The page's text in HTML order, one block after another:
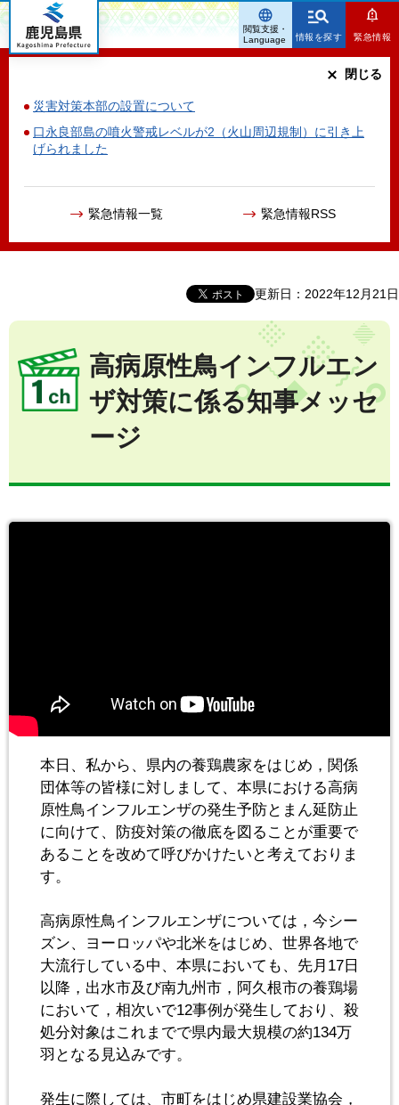
鹿児島県
情報を探す 緊急情報
災害対策本部の設置について
口永良部島の噴火警戒レベルが2（火山周辺規制）に引き上
げられました
緊急情報一覧 緊急情報RSS
閉じる
閲覧支援・
Language
更新日：2022年12月21日
高病原性鳥インフルエン
ザ対策に係る知事メッセ
ージ
本日、私から、県内の養鶏農家をはじめ，関係
団体等の皆様に対しまして、本県における高病
原性鳥インフルエンザの発生予防とまん延防止
に向けて、防疫対策の徹底を図ることが重要で
あることを改めて呼びかけたいと考えておりま
す。
高病原性鳥インフルエンザについては，今シー
ズン、ヨーロッパや北米をはじめ、世界各地で
大流行している中、本県においても、先月17日
以降，出水市及び南九州市，阿久根市の養鶏場
において，相次いで12事例が発生しており、殺
処分対象はこれまでで県内最大規模の約134万
羽となる見込みです。
発生に際しては、市町をはじめ県建設業協会，